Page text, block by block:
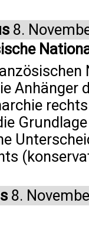
8.
Anhänger
8.